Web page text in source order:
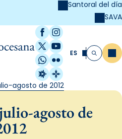
Santoral del día
SAVA
Facebook
Instagram
X / Twitter
YouTube
WhatsApp
Flickr
Radio Estel
Catalunya
ES Buscar
agosto de 2012
agosto de